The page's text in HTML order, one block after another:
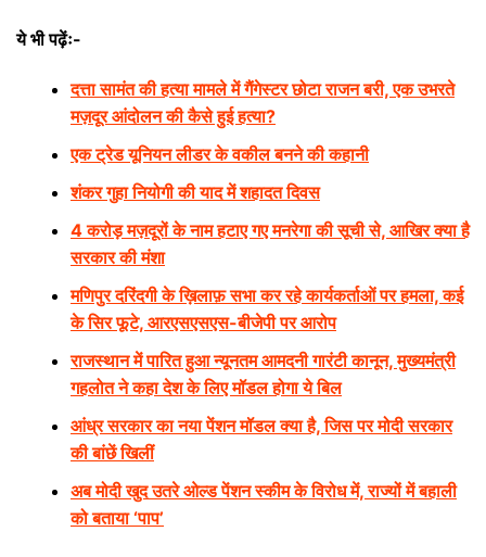
ये भी पढ़ेंः-
दत्ता सामंत की हत्या मामले में गैंगेस्टर छोटा राजन बरी, एक उभरते
मज़दूर आंदोलन की कैसे हुई हत्या?
एक ट्रेड यूनियन लीडर के वकील बनने की कहानी
शंकर गुहा नियोगी की याद में शहादत दिवस
4 करोड़ मज़दूरों के नाम हटाए गए मनरेगा की सूची से, आखिर क्या है
सरकार की मंशा
मणिपुर दरिंदगी के ख़िलाफ़ सभा कर रहे कार्यकर्ताओं पर हमला, कई
के सिर फूटे, आरएसएसएस-बीजेपी पर आरोप
राजस्थान में पारित हुआ न्यूनतम आमदनी गारंटी कानून, मुख्यमंत्री
गहलोत ने कहा देश के लिए मॉडल होगा ये बिल
आंध्र सरकार का नया पेंशन मॉडल क्या है, जिस पर मोदी सरकार
की बांछें खिलीं
अब मोदी खुद उतरे ओल्ड पेंशन स्कीम के विरोध में, राज्यों में बहाली
को बताया ‘पाप’